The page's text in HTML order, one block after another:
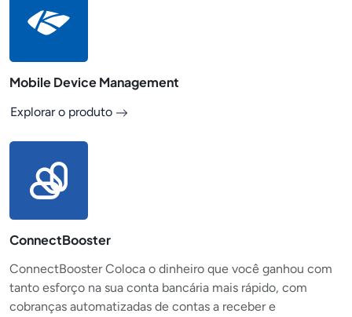
Mobile Device Management
Explorar o produto
ConnectBooster
ConnectBooster Coloca o dinheiro que você ganhou com
tanto esforço na sua conta bancária mais rápido, com
cobranças automatizadas de contas a receber e